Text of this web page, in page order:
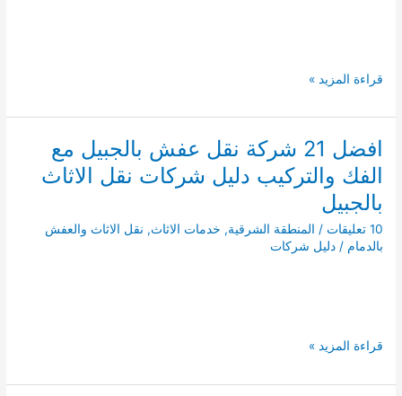
افضل
شركة
نقل
عفش
بحفر
الباطن
0552114463
دليل
شركات
قراءة المزيد »
افضل 21 شركة نقل عفش بالجبيل مع
الفك والتركيب دليل شركات نقل الاثاث
بالجبيل
10 تعليقات / المنطقة الشرقية, خدمات الاثاث, نقل الاثاث والعفش
بالدمام /دليل شركات
افضل
شركة
قراءة المزيد »